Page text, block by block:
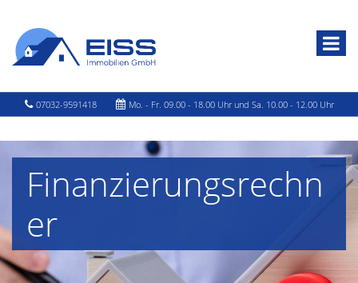
07032-9591418 Mo. - Fr. 09.00 - 18.00 Uhr und Sa. 10.00 - 12.00 Uhr
Finanzierungsrechn
er